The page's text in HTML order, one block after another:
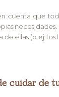
cuenta que
ellas (p.ej: los
cuidar de